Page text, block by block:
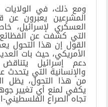
ومع ذلك، في
المشرعين يعبرون عن
العسكري لإسرائيل،
التي كشفت عن
القول إن هذا التحول
الأمريكي، حيث بات
دعم إسرائيل
والإنسانية التي يتحدث
من هذا التحول، يظل
يكفي لمنع أي تغيير
تجاه الصراع الفلسطيني-